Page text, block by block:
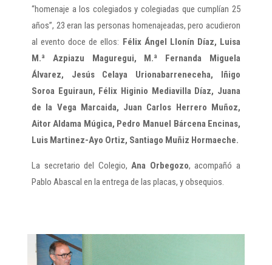
“homenaje a los colegiados y colegiadas que cumplían 25
años”, 23 eran las personas homenajeadas, pero acudieron
al evento doce de ellos: Félix Ángel Llonín Díaz, Luisa
M.ª Azpiazu Maguregui, M.ª Fernanda Miguela
Álvarez, Jesús Celaya Urionabarreneceha, Iñigo
Soroa Eguiraun, Félix Higinio Mediavilla Díaz, Juana
de la Vega Marcaida, Juan Carlos Herrero Muñoz,
Aitor Aldama Múgica, Pedro Manuel Bárcena Encinas,
Luis Martinez-Ayo Ortiz, Santiago Muñiz Hormaeche.
La secretario del Colegio,Ana Orbegozo, acompañó a
Pablo Abascal en la entrega de las placas, y obsequios.